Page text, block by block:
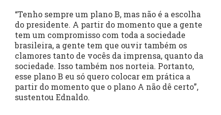
“Tenho sempre um plano B, mas não é a escolha
do presidente. A partir do momento que a gente
tem um compromisso com toda a sociedade
brasileira, a gente tem que ouvir também os
clamores tanto de vocês da imprensa, quanto da
sociedade. Isso também nos norteia. Portanto,
esse plano B eu só quero colocar em prática a
partir do momento que o plano A não dê certo”,
sustentou Ednaldo.